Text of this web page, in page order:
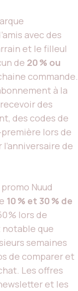
avec des
et le filleul
de 20 % ou
commande.
à la
des
des codes de
lors de
de
Nuud
10 % et 30 % de
% lors de
que
semaines
de comparer et
Les offres
et les